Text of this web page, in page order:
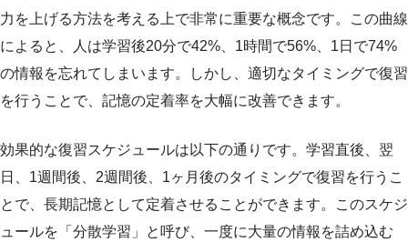
力を上げる方法を考える上で非常に重要な概念です。この曲線
によると、人は学習後20分で42%、1時間で56%、1日で74%
の情報を忘れてしまいます。しかし、適切なタイミングで復習
を行うことで、記憶の定着率を大幅に改善できます。
効果的な復習スケジュールは以下の通りです。学習直後、翌
日、1週間後、2週間後、1ヶ月後のタイミングで復習を行うこ
とで、長期記憶として定着させることができます。このスケジ
ュールを「分散学習」と呼び、一度に大量の情報を詰め込む